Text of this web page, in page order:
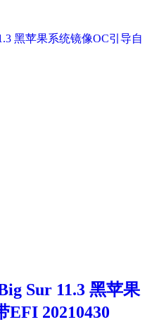
Sur 11.3 黑苹果
EFI 20210430